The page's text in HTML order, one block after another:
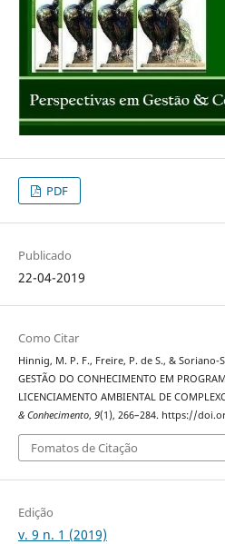
PDF
Publicado
22-04-2019
Como Citar
Hinnig, M. P. F., Freire, P. de S., & Soriano-
GESTÃO DO CONHECIMENTO EM
LICENCIAMENTO AMBIENTAL DE
& Conhecimento, 9(1), 266–284. https://
Fomatos de Citação
Edição
v. 9 n. 1 (2019)